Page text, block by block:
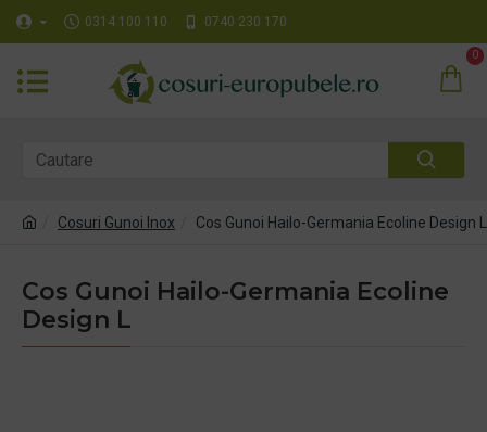
0314 100 110 0740 230 170
0
Cosuri Gunoi Inox Cos Gunoi Hailo-Germania Ecoline Design L
Cos Gunoi Hailo-Germania Ecoline
Design L